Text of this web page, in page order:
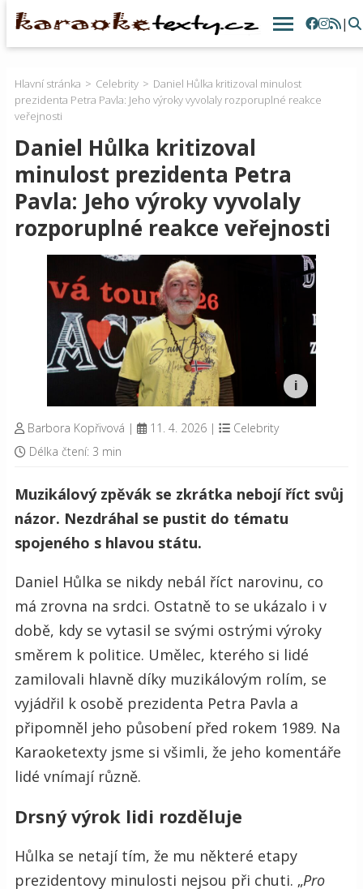
|
Hlavní stránka Celebrity
Daniel Hůlka kritizoval minulost
prezidenta Petra Pavla: Jeho výroky vyvolaly rozporuplné reakce
veřejnosti
Daniel Hůlka kritizoval
minulost prezidenta Petra
Pavla: Jeho výroky vyvolaly
rozporuplné reakce veřejnosti
Barbora Kopřivová | 11. 4. 2026 |
Celebrity
Délka čtení: 3 min
Muzikálový zpěvák se zkrátka nebojí říct svůj
názor. Nezdráhal se pustit do tématu
spojeného s hlavou státu.
Daniel Hůlka se nikdy nebál říct narovinu, co
má zrovna na srdci. Ostatně to se ukázalo i v
době, kdy se vytasil se svými ostrými výroky
směrem k politice. Umělec, kterého si lidé
zamilovali hlavně díky muzikálovým rolím, se
vyjádřil k osobě prezidenta Petra Pavla a
připomněl jeho působení před rokem 1989. Na
Karaoketexty jsme si všimli, že jeho komentáře
lidé vnímají různě.
Drsný výrok lidi rozděluje
Hůlka se netají tím, že mu některé etapy
prezidentovy minulosti nejsou při chuti. „Pro